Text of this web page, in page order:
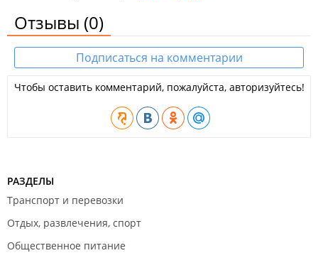
Отзывы (0)
Подписаться на комментарии
Чтобы оставить комментарий, пожалуйста, авторизуйтесь!
РАЗДЕЛЫ
Транспорт и перевозки
Отдых, развлечения, спорт
Общественное питание